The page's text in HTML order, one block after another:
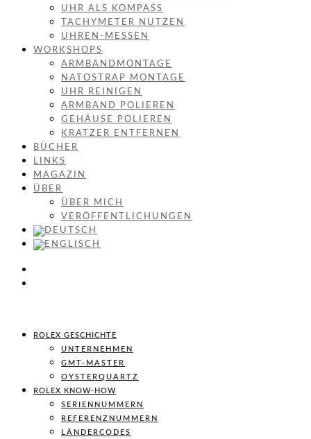
UHR ALS KOMPASS
TACHYMETER NUTZEN
UHREN-MESSEN
WORKSHOPS
ARMBANDMONTAGE
NATOSTRAP MONTAGE
UHR REINIGEN
ARMBAND POLIEREN
GEHÄUSE POLIEREN
KRATZER ENTFERNEN
BÜCHER
LINKS
MAGAZIN
ÜBER
ÜBER MICH
VERÖFFENTLICHUNGEN
ROLEX GESCHICHTE
UNTERNEHMEN
GMT-MASTER
OYSTERQUARTZ
ROLEX KNOW-HOW
SERIENNUMMERN
REFERENZNUMMERN
LÄNDERCODES